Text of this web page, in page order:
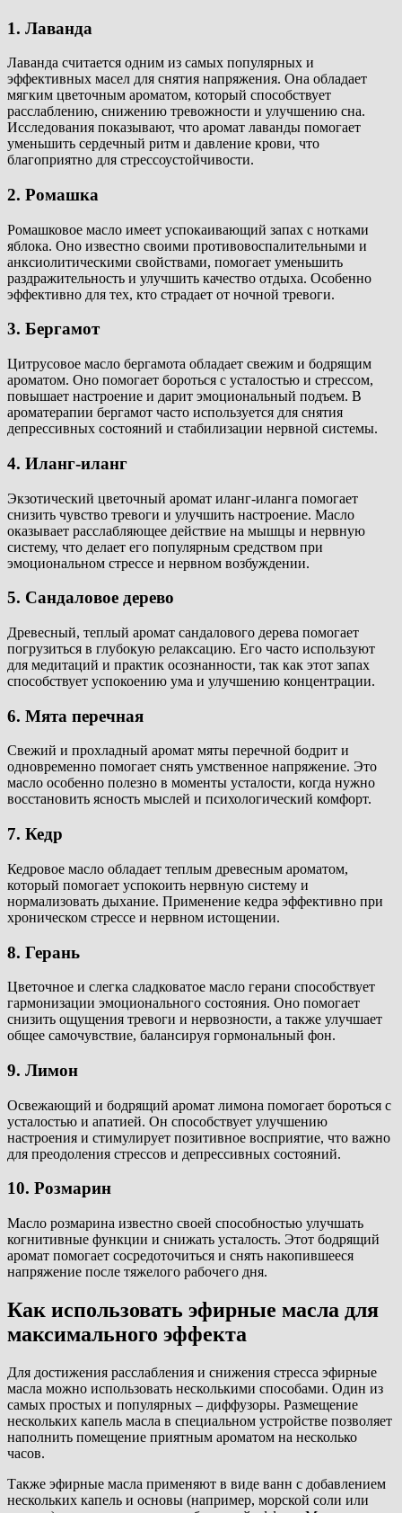
1. Лаванда
Лаванда считается одним из самых популярных и
эффективных масел для снятия напряжения. Она обладает
мягким цветочным ароматом, который способствует
расслаблению, снижению тревожности и улучшению сна.
Исследования показывают, что аромат лаванды помогает
уменьшить сердечный ритм и давление крови, что
благоприятно для стрессоустойчивости.
2. Ромашка
Ромашковое масло имеет успокаивающий запах с нотками
яблока. Оно известно своими противовоспалительными и
анксиолитическими свойствами, помогает уменьшить
раздражительность и улучшить качество отдыха. Особенно
эффективно для тех, кто страдает от ночной тревоги.
3. Бергамот
Цитрусовое масло бергамота обладает свежим и бодрящим
ароматом. Оно помогает бороться с усталостью и стрессом,
повышает настроение и дарит эмоциональный подъем. В
ароматерапии бергамот часто используется для снятия
депрессивных состояний и стабилизации нервной системы.
4. Иланг-иланг
Экзотический цветочный аромат иланг-иланга помогает
снизить чувство тревоги и улучшить настроение. Масло
оказывает расслабляющее действие на мышцы и нервную
систему, что делает его популярным средством при
эмоциональном стрессе и нервном возбуждении.
5. Сандаловое дерево
Древесный, теплый аромат сандалового дерева помогает
погрузиться в глубокую релаксацию. Его часто используют
для медитаций и практик осознанности, так как этот запах
способствует успокоению ума и улучшению концентрации.
6. Мята перечная
Свежий и прохладный аромат мяты перечной бодрит и
одновременно помогает снять умственное напряжение. Это
масло особенно полезно в моменты усталости, когда нужно
восстановить ясность мыслей и психологический комфорт.
7. Кедр
Кедровое масло обладает теплым древесным ароматом,
который помогает успокоить нервную систему и
нормализовать дыхание. Применение кедра эффективно при
хроническом стрессе и нервном истощении.
8. Герань
Цветочное и слегка сладковатое масло герани способствует
гармонизации эмоционального состояния. Оно помогает
снизить ощущения тревоги и нервозности, а также улучшает
общее самочувствие, балансируя гормональный фон.
9. Лимон
Освежающий и бодрящий аромат лимона помогает бороться с
усталостью и апатией. Он способствует улучшению
настроения и стимулирует позитивное восприятие, что важно
для преодоления стрессов и депрессивных состояний.
10. Розмарин
Масло розмарина известно своей способностью улучшать
когнитивные функции и снижать усталость. Этот бодрящий
аромат помогает сосредоточиться и снять накопившееся
напряжение после тяжелого рабочего дня.
Как использовать эфирные масла для
максимального эффекта
Для достижения расслабления и снижения стресса эфирные
масла можно использовать несколькими способами. Один из
самых простых и популярных – диффузоры. Размещение
нескольких капель масла в специальном устройстве позволяет
наполнить помещение приятным ароматом на несколько
часов.
Также эфирные масла применяют в виде ванн с добавлением
нескольких капель и основы (например, морской соли или